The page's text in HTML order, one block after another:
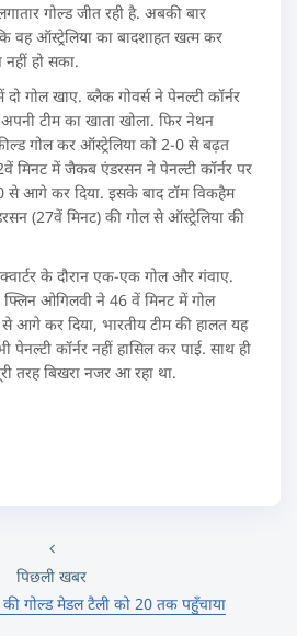
गोल्ड जीत रही है. अबकी बार
वह ऑस्ट्रेलिया का बादशाहत खत्म कर
हो सका.
गोल खाए. ब्लैक गोवर्स ने पेनल्टी कॉर्नर
टीम का खाता खोला. फिर नेथन
गोल कर ऑस्ट्रेलिया को 2-0 से बढ़त
मिनट में जैकब एंडरसन ने पेनल्टी कॉर्नर पर
से आगे कर दिया. इसके बाद टॉम विकहैम
(27वें मिनट) की गोल से ऑस्ट्रेलिया की
के दौरान एक-एक गोल और गंवाए.
ओगिलवी ने 46 वें मिनट में गोल
आगे कर दिया, भारतीय टीम की हालत यह
कॉर्नर नहीं हासिल कर पाई. साथ ही
तरह बिखरा नजर आ रहा था.
पिछली खबर
गोल्ड मेडल टैली को 20 तक पहुँचाया